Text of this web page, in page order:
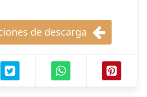
de descarga